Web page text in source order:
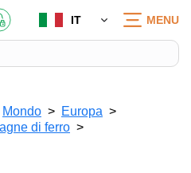
IT MENU
Mondo
Europa
di ferro